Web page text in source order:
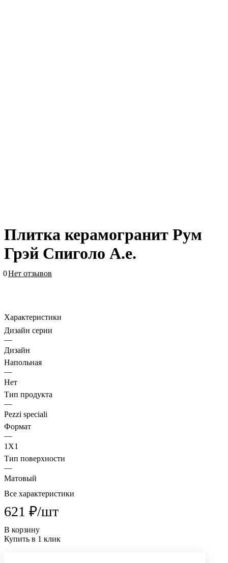
Плитка керамогранит Рум
Грэй Спиголо А.е.
0Нет отзывов
Характеристики
Дизайн серии
—
Дизайн
Напольная
—
Нет
Тип продукта
—
Pezzi speciali
Формат
—
1X1
Тип поверхности
—
Матовый
Все характеристики
621 ₽/шт
В корзину
Купить в 1 клик